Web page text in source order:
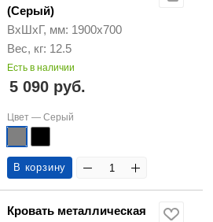
(Серый)
ВхШхГ, мм: 1900х700
Вес, кг: 12.5
Есть в наличии
5 090 руб.
Цвет — Серый
В корзину
Кровать металлическая